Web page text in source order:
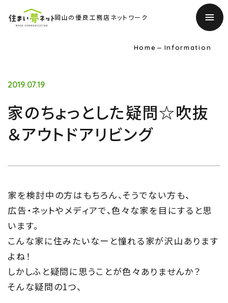
岡山の優良工務店ネットワーク
TOP
トップページ
About
住まい夢ネットとは
Home Information
2019.07.19
家のちょっとした疑問☆吹抜
＆アウトドアリビング
家を検討中の方はもちろん、そうでない方も、
広告・ネットやメディアで、色々な家を目にすると思
います。
こんな家に住みたいなーと憧れる家が沢山あります
よね！
しかしふと疑問に思うことが色々ありませんか？
そんな疑問の1つ、